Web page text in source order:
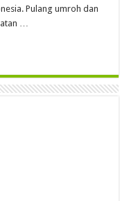
Pulang umroh dan
…